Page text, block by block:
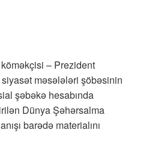
– Prezident
məsələləri şöbəsinin
şəbəkə hesabında
Dünya Şəhərsalma
barədə materialını